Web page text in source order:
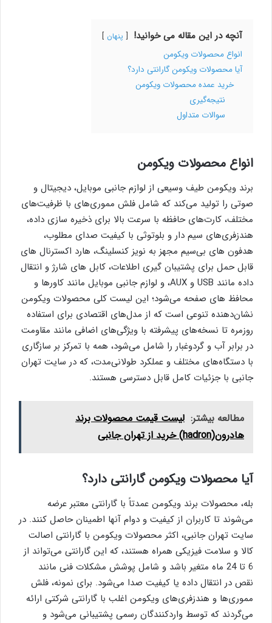
آنچه در این مقاله می خوانید! پنهان
انواع محصولات ویکومن
آیا محصولات ویکومن گارانتی دارد؟
خرید عمده محصولات ویکومن
نتیجه‌گیری
سوالات متداول
انواع محصولات ویکومن
برند ویکومن طیف وسیعی از لوازم جانبی موبایل، دیجیتال و
صوتی را تولید می‌کند که شامل فلش مموری‌های با ظرفیت‌های
مختلف، کارت‌های حافظه با سرعت بالا برای ذخیره‌ سازی داده،
هندزفری‌های سیم‌ دار و بلوتوثی با کیفیت صدای مطلوب،
هدفون‌ های بی‌سیم مجهز به نویز کنسلینگ، هارد اکسترنال‌ های
قابل حمل برای پشتیبان‌ گیری اطلاعات، کابل‌ های شارژ و انتقال
داده مانند USB و AUX، و لوازم جانبی موبایل مانند کاورها و
محافظ‌ های صفحه می‌شود؛ این لیست کلی محصولات ویکومن
نشان‌دهنده تنوعی است که از مدل‌های اقتصادی برای استفاده
روزمره تا نسخه‌های پیشرفته با ویژگی‌های اضافی مانند مقاومت
در برابر آب و گردوغبار را شامل می‌شود، همه با تمرکز بر سازگاری
با دستگاه‌های مختلف و عملکرد طولانی‌مدت، که در سایت تهران
جانبی با جزئیات کامل قابل دسترسی هستند.
مطالعه بیشتر: لیست قیمت محصولات برند
هادرون(hadron) خرید از تهران جانبی
آیا محصولات ویکومن گارانتی دارد؟
بله، محصولات برند ویکومن عمدتاً با گارانتی معتبر عرضه
می‌شوند تا کاربران از کیفیت و دوام آنها اطمینان حاصل کنند. در
سایت تهران جانبی، اکثر محصولات ویکومن با گارانتی اصالت
کالا و سلامت فیزیکی همراه هستند، که این گارانتی می‌تواند از
6 تا 24 ماه متغیر باشد و شامل پوشش مشکلات فنی مانند
نقص در انتقال داده یا کیفیت صدا می‌شود. برای نمونه، فلش
مموری‌ها و هندزفری‌های ویکومن اغلب با گارانتی شرکتی ارائه
می‌گردند که توسط واردکنندگان رسمی پشتیبانی می‌شود و